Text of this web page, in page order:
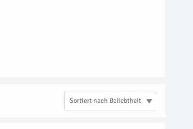
Sortiert nach Beliebtheit